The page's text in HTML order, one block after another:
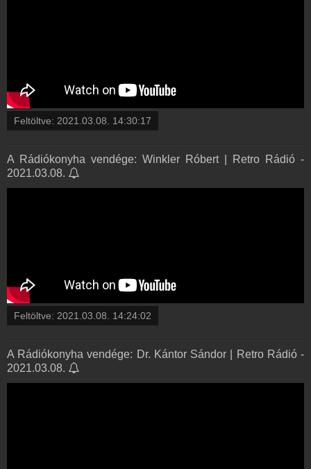
Feltöltve: 2021.03.08. 14:30:17
A Rádiókonyha vendége: Winkler Róbert | Retro Rádió -
2021.03.08.
Feltöltve: 2021.03.08. 14:24:02
A Rádiókonyha vendége: Dr. Kántor Sándor | Retro Rádió -
2021.03.08.